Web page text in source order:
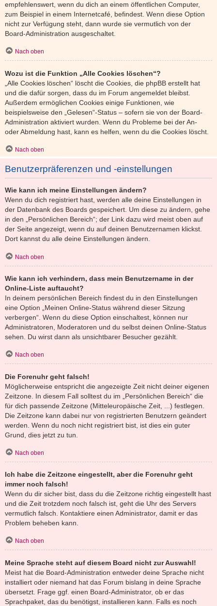
empfehlenswert, wenn du dich an einem öffentlichen Computer,
zum Beispiel in einem Internetcafé, befindest. Wenn diese Option
nicht zur Verfügung steht, dann wurde sie vermutlich von der
Board-Administration ausgeschaltet.
Nach oben
Wozu ist die Funktion „Alle Cookies löschen“?
„Alle Cookies löschen“ löscht die Cookies, die phpBB erstellt hat
und die dafür sorgen, dass du im Forum angemeldet bleibst.
Außerdem ermöglichen Cookies einige Funktionen, wie
beispielsweise den „Gelesen“-Status – sofern sie von der Board-
Administration aktiviert wurden. Wenn du Probleme bei der An-
oder Abmeldung hast, kann es helfen, wenn du die Cookies löscht.
Nach oben
Benutzerpräferenzen und -einstellungen
Wie kann ich meine Einstellungen ändern?
Wenn du dich registriert hast, werden alle deine Einstellungen in
der Datenbank des Boards gespeichert. Um diese zu ändern, gehe
in den „Persönlichen Bereich“; der Link dazu wird meist oben auf
der Seite angezeigt, wenn du auf deinen Benutzernamen klickst.
Dort kannst du alle deine Einstellungen ändern.
Nach oben
Wie kann ich verhindern, dass mein Benutzername in der
Online-Liste auftaucht?
In deinem persönlichen Bereich findest du in den Einstellungen
eine Option „Meinen Online-Status während dieser Sitzung
verbergen“. Wenn du diese Option einschaltest, können nur
Administratoren, Moderatoren und du selbst deinen Online-Status
sehen. Du wirst dann als unsichtbarer Besucher gezählt.
Nach oben
Die Forenuhr geht falsch!
Möglicherweise entspricht die angezeigte Zeit nicht deiner eigenen
Zeitzone. In diesem Fall solltest du im „Persönlichen Bereich“ die
für dich passende Zeitzone (Mitteleuropäische Zeit, ...) festlegen.
Die Zeitzone kann dabei nur von registrierten Benutzern geändert
werden. Wenn du noch nicht registriert bist, ist dies ein guter
Grund, dies jetzt zu tun.
Nach oben
Ich habe die Zeitzone eingestellt, aber die Forenuhr geht
immer noch falsch!
Wenn du dir sicher bist, dass du die Zeitzone richtig eingestellt hast
und die Zeit trotzdem noch falsch ist, geht die Uhr des Servers
vermutlich falsch. Kontaktiere einen Administrator, damit er das
Problem beheben kann.
Nach oben
Meine Sprache steht auf diesem Board nicht zur Auswahl!
Meist hat die Board-Administration entweder deine Sprache nicht
installiert oder niemand hat das Forum bislang in deine Sprache
übersetzt. Frage ggf. einen Board-Administrator, ob er das
Sprachpaket, das du benötigst, installieren kann. Falls es noch